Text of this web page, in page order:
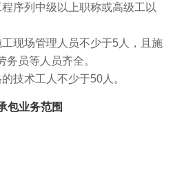
序列中级以上职称或高级工以
现场管理人员不少于5人，且施
员等人员齐全。
技术工人不少于50人。
包业务范围